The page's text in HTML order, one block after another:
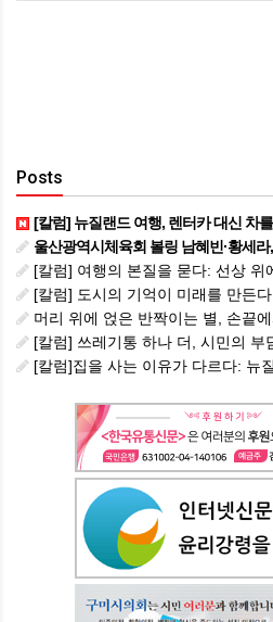
Posts
[칼럼] 뉴질랜드 여행, 렌터카 대신 차
울산광역시체육회 볼링 남혜빈·황세라, 국가대표 평
[칼럼] 여행의 본질을 묻다: 선상 위에서 펼쳐지는
[칼럼] 도시의 기억이 미래를 만든다… 크라이스
머리 위에 얹은 반짝이는 별, 손끝에서
[칼럼] 쓰레기통 하나 더, 시민의 부
[칼럼]집을 사는 이유가 다르다: 뉴질랜드 부동